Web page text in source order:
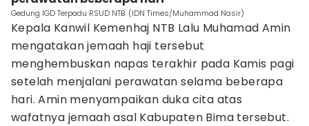
Gedung IGD Terpadu RSUD NTB. (IDN Times/Muhammad Nasir)
Kepala Kanwil Kemenhaj NTB Lalu Muhamad Amin
mengatakan jemaah haji tersebut
menghembuskan napas terakhir pada Kamis pagi
setelah menjalani perawatan selama beberapa
hari. Amin menyampaikan duka cita atas
wafatnya jemaah asal Kabupaten Bima tersebut.